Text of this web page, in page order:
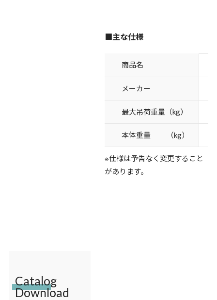
■主な仕様
商品名
メーカー
最大吊荷重量（kg）
本体重量 （kg）
※仕様は予告なく変更すること
があります。
Catalog
Download